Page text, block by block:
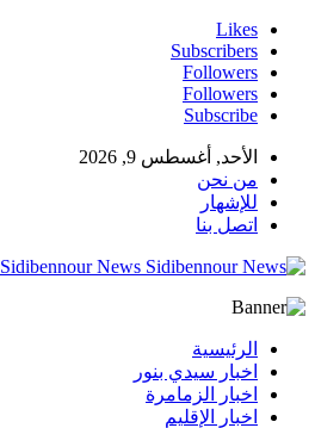
Likes
Subscribers
Followers
Followers
Subscribe
الأحد, أغسطس 9, 2026
من نحن
للإشهار
اتصل بنا
Sidibennour News - جريدة إلكترونية
الرئيسية
اخبار سيدي بنور
اخبار الزمامرة
اخبار الإقليم